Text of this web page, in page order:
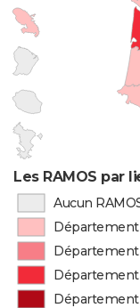
Les RAMOS par
Aucun
Département
Département
Département
Département